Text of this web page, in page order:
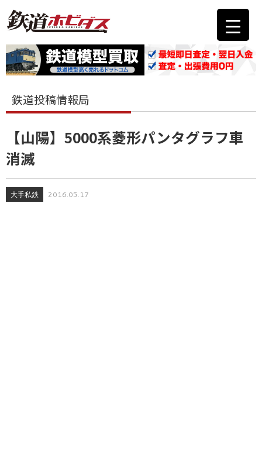
鉄道投稿情報局
【山陽】5000系菱形パンタグラフ車
消滅
大手私鉄 2016.05.17